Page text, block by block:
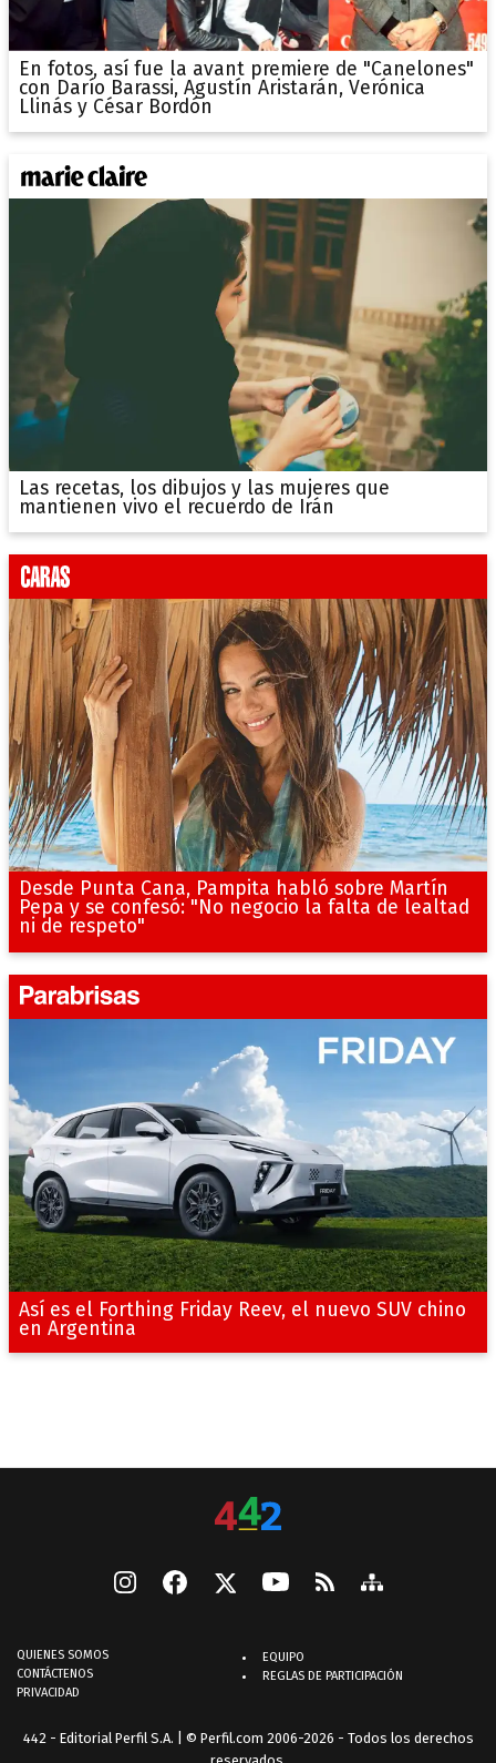
En fotos, así fue la avant premiere de "Canelones"
con Darío Barassi, Agustín Aristarán, Verónica
Llinás y César Bordón
Las recetas, los dibujos y las mujeres que
mantienen vivo el recuerdo de Irán
Desde Punta Cana, Pampita habló sobre Martín
Pepa y se confesó: "No negocio la falta de lealtad
ni de respeto"
Así es el Forthing Friday Reev, el nuevo SUV chino
en Argentina
QUIENES SOMOS
CONTÁCTENOS
PRIVACIDAD
EQUIPO
REGLAS DE PARTICIPACIÓN
442 - Editorial Perfil S.A. | © Perfil.com 2006-2026 - Todos los derechos